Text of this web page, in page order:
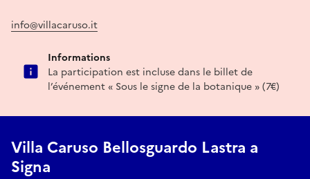
info@villacaruso.it
Informations
La participation est incluse dans le billet de
l’événement « Sous le signe de la botanique » (7€)
Villa Caruso Bellosguardo Lastra a
Signa